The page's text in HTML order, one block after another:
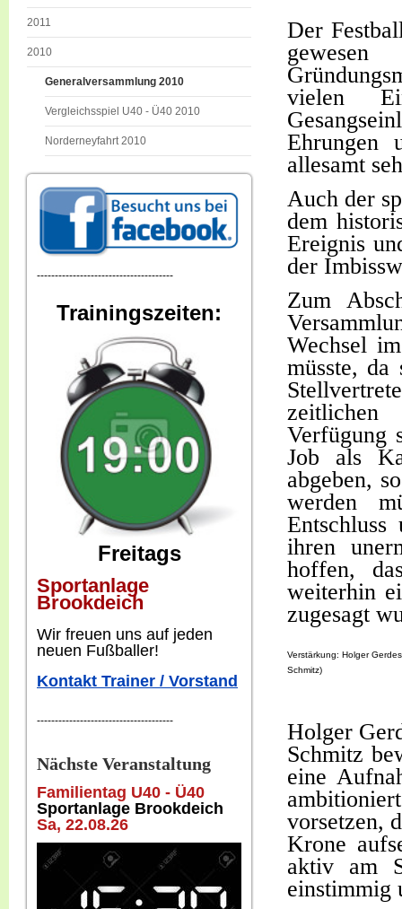
2011
2010
Generalversammlung 2010
Vergleichsspiel U40 - Ü40 2010
Norderneyfahrt 2010
--------------------------------------
Trainingszeiten:
Freitags
Sportanlage
Brookdeich
Wir freuen uns auf jeden
neuen Fußballer!
Kontakt Trainer / Vorstand
--------------------------------------
Nächste Veranstaltung
Familientag U40 - Ü40
Sportanlage Brookdeich
Sa, 22.08.26
Der
vielen
allesamt
Auch der
dem
Ereignis
der
Zum
Wechsel
müsste, da
Verfügung
Job als
abgeben,
werden
ihren
hoffen,
weiterhin
zugesagt
Verstärkung: Holger
Schmitz)
Holger
Schmitz
eine
vorsetzen,
Krone
aktiv am
einstimmig